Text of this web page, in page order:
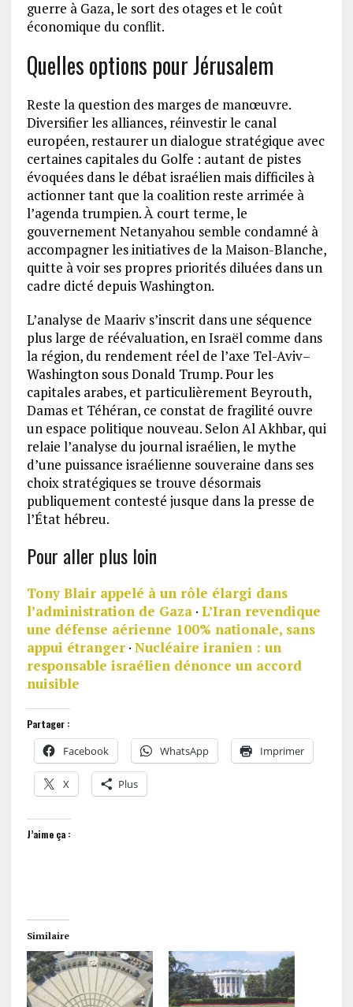
guerre à Gaza, le sort des otages et le coût
économique du conflit.
Quelles options pour Jérusalem
Reste la question des marges de manœuvre.
Diversifier les alliances, réinvestir le canal
européen, restaurer un dialogue stratégique avec
certaines capitales du Golfe : autant de pistes
évoquées dans le débat israélien mais difficiles à
actionner tant que la coalition reste arrimée à
l’agenda trumpien. À court terme, le
gouvernement Netanyahou semble condamné à
accompagner les initiatives de la Maison-Blanche,
quitte à voir ses propres priorités diluées dans un
cadre dicté depuis Washington.
L’analyse de Maariv s’inscrit dans une séquence
plus large de réévaluation, en Israël comme dans
la région, du rendement réel de l’axe Tel-Aviv–
Washington sous Donald Trump. Pour les
capitales arabes, et particulièrement Beyrouth,
Damas et Téhéran, ce constat de fragilité ouvre
un espace politique nouveau. Selon Al Akhbar, qui
relaie l’analyse du journal israélien, le mythe
d’une puissance israélienne souveraine dans ses
choix stratégiques se trouve désormais
publiquement contesté jusque dans la presse de
l’État hébreu.
Pour aller plus loin
Tony Blair appelé à un rôle élargi dans
l’administration de Gaza· L’Iran revendique
une défense aérienne 100% nationale, sans
appui étranger· Nucléaire iranien : un
responsable israélien dénonce un accord
nuisible
Partager :
Facebook WhatsApp Imprimer
X Plus
J’aime ça :
Similaire